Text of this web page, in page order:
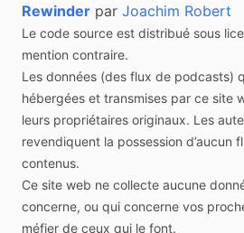
Feed Format
RSS
Atom
Keep original publication dates
Check to keep old
get new episodes published in
Rewinder par Joachim Robert
Le code source est distribué sous
mention contraire.
Les données (des flux de podcasts)
hébergées et transmises par ce site
leurs propriétaires originaux. Les
revendiquent la possession d’aucun
contenus.
Ce site web ne collecte aucune
concerne, ou qui concerne vos
méfier de ceux qui le font.